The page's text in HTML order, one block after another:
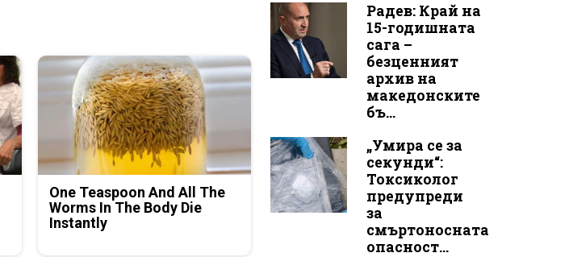
One Teaspoon And All The
Worms In The Body Die
Instantly
Радев: Край на
15-годишната
сага –
безценният
архив на
македонските
бъ...
„Умира се за
секунди“:
Токсиколог
предупреди
за
смъртоносната
опасност...